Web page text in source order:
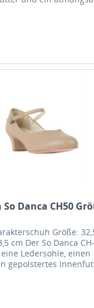
Danca CH50
Größe:
cm Der So Danca
Ledersohle, einen
gepolstertes